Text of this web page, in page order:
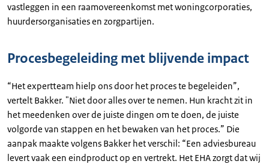
vastleggen in een raamovereenkomst met woningcorporaties,
huurdersorganisaties en zorgpartijen.
Procesbegeleiding met blijvende impact
“Het expertteam hielp ons door het proces te begeleiden”,
vertelt Bakker. "Niet door alles over te nemen. Hun kracht zit in
het meedenken over de juiste dingen om te doen, de juiste
volgorde van stappen en het bewaken van het proces.” Die
aanpak maakte volgens Bakker het verschil: “Een adviesbureau
levert vaak een eindproduct op en vertrekt. Het EHA zorgt dat wij